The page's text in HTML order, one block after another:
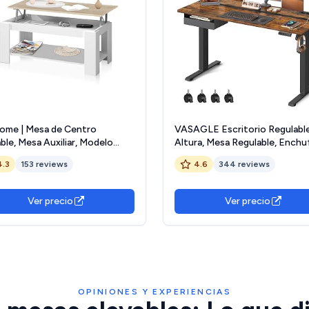
| Mesa de Centro
Mesa Auxiliar, Modelo
en Color Blanco
Roble Canadian, Medidas:
cm (Alto)
153 reviews
Ver precio
VASAGLE Escritorio
Altura, Mesa Regulable,
CajÓn, 60 x 140 cm de
Ajuste Continuo, 4 Funciones
y Negro LSD114X01
4.6 344 reviews
Ver precio
OPINIONES Y EXPERIENCIAS